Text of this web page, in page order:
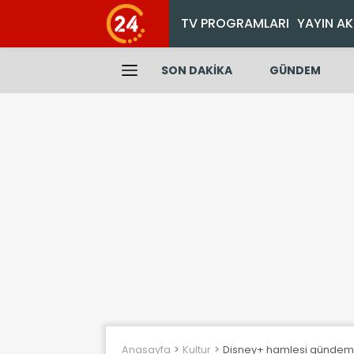
TV PROGRAMLARI YAYIN
SON DAKİKA GÜNDEM
Anasayfa Kultur Disney+ hamlesi gündem